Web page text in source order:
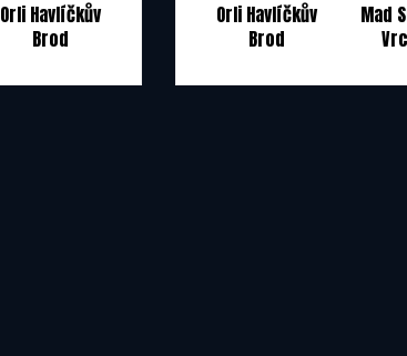
Orli Havlíčkův
Brod
Orli Havlíčkův
Brod
Mad